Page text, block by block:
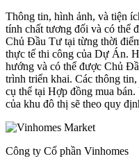
Thông tin, hình ảnh, và tiện
tính chất tương đối và có thể
Chủ Đầu Tư tại từng thời
thực tế thi công của Dự Án.
hướng và có thể được Chủ
trình triển khai. Các thông
cụ thể tại Hợp đồng mua
của khu đô thị sẽ theo quy
Công ty Cổ phần Vinhomes